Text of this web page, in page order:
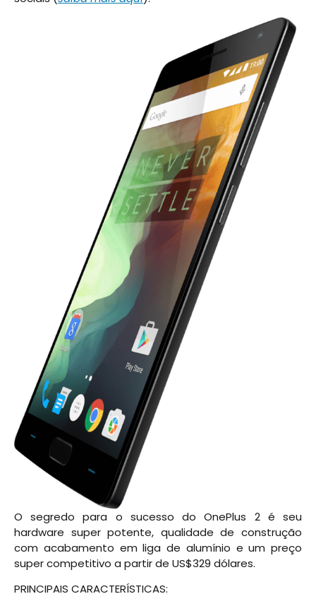
O segredo para o sucesso do OnePlus 2 é seu
hardware super potente, qualidade de construção
com acabamento em liga de alumínio e um preço
super competitivo a partir de US$329 dólares.
PRINCIPAIS CARACTERÍSTICAS: